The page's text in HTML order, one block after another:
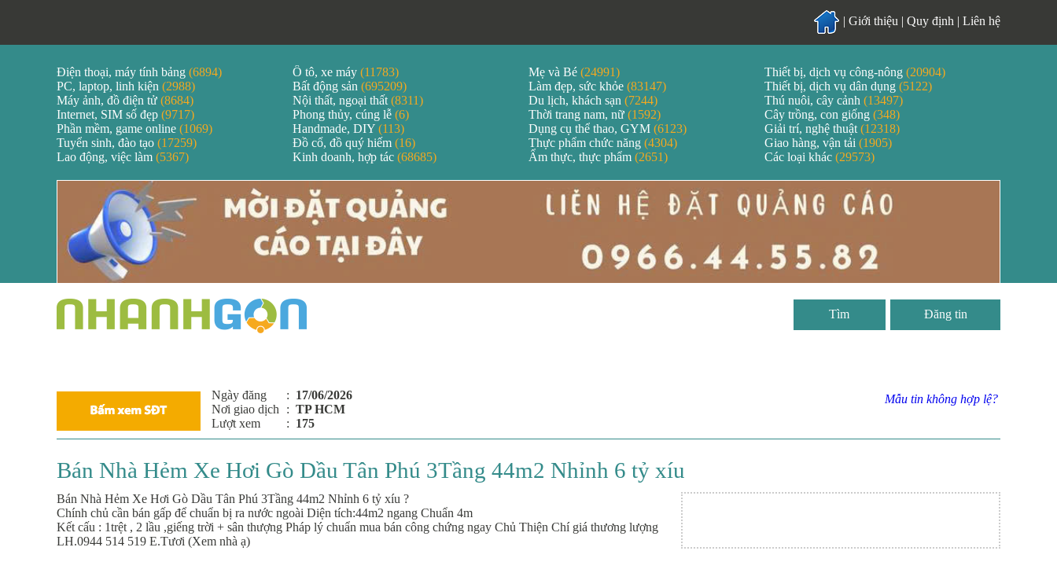
| Giới thiệu | Quy định | Liên hệ
Điện thoại, máy tính bảng (6894) Ô tô, xe máy (11783) Mẹ và Bé (24991) Thiết bị, dịch vụ công-nông (20904)
PC, laptop, linh kiện (2988) Bất động sản (695209) Làm đẹp, sức khỏe (83147) Thiết bị, dịch vụ dân dụng (5122)
Máy ảnh, đồ điện tử (8684) Nội thất, ngoại thất (8311) Du lịch, khách sạn (7244) Thú nuôi, cây cảnh (13497)
Internet, SIM số đẹp (9717) Phong thủy, cúng lễ (6) Thời trang nam, nữ (1592) Cây trồng, con giống (348)
Phần mềm, game online (1069) Handmade, DIY (113) Dụng cụ thể thao, GYM (6123) Giải trí, nghệ thuật (12318)
Tuyển sinh, đào tạo (17259) Đồ cổ, đồ quý hiếm (16) Thực phẩm chức năng (4304) Giao hàng, vận tải (1905)
Lao động, việc làm (5367) Kinh doanh, hợp tác (68685) Ẩm thực, thực phẩm (2651) Các loại khác (29573)
Đăng tin
Ngày đăng : 17/06/2026
Nơi giao dịch
: TP HCM
Lượt xem
: 175
Mẫu tin không hợp lệ?
Bán Nhà Hẻm Xe Hơi Gò Dầu Tân Phú 3Tầng 44m2 Nhỉnh 6 tỷ xíu
Bán Nhà Hẻm Xe Hơi Gò Dầu Tân Phú 3Tầng 44m2 Nhỉnh 6 tỷ xíu ?
Chính chủ cần bán gấp để chuẩn bị ra nước ngoài Diện tích:44m2 ngang Chuẩn 4m
Kết cấu : 1trệt , 2 lầu ,giếng trời + sân thượng Pháp lý chuẩn mua bán công chứng ngay Chủ Thiện Chí giá thương lượng
LH.0944 514 519 E.Tươi (Xem nhà ạ)